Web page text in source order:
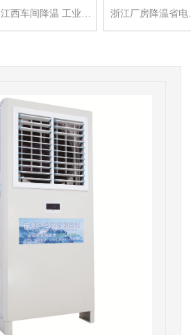
江西车间降温 工业… 浙江厂房降温省